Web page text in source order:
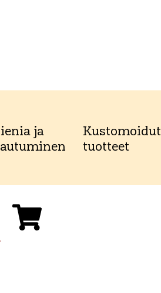
ja
Kustomoidut
tuotteet